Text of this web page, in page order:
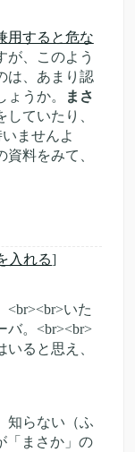
用すると危な
が、このよう
は、あまり認
うか。
まさ
ていたり、
ませんよ
料をみて、
入れる]
<br><br>いた
バ。<br><br>
ると思え、
知らない（ふ
「まさか」の